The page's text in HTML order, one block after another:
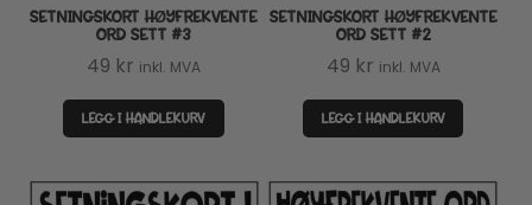
SETNINGSKORT HØYFREKVENTE
ORD SETT #3
49 kr inkl. MVA
LEGG I HANDLEKURV
SETNINGSKORT HØYFREKVENTE
ORD SETT #2
49 kr inkl. MVA
LEGG I HANDLEKURV